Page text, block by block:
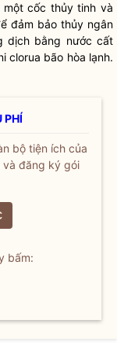
cốc thủy tinh và
đảm bảo thủy ngân
dịch bằng nước cất
clorua bão hòa lạnh.
PHÍ
bộ tiện ích của
và đăng ký gói
bấm: